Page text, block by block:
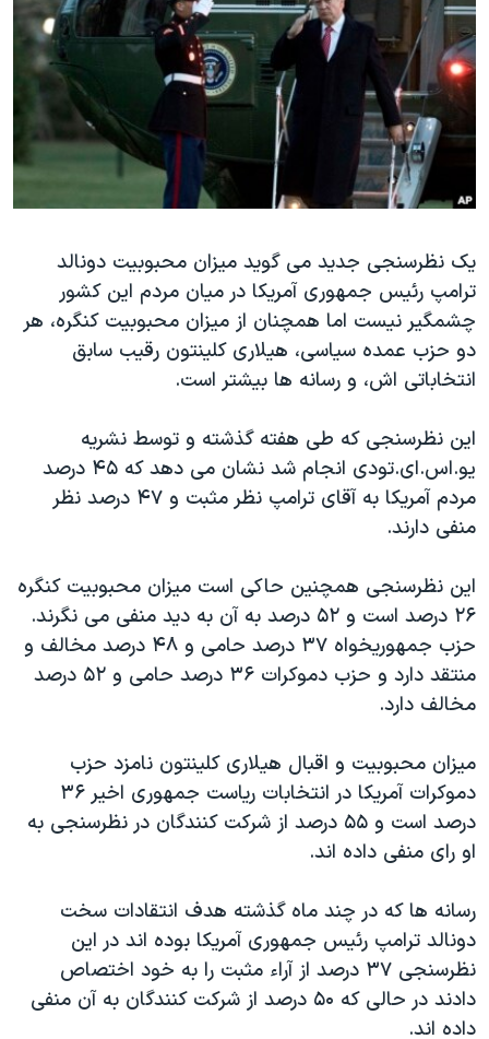
فرهنگ و زندگی
حقوق شهروندی
اقتصادی
علم و فناوری
اسرائیل در جنگ
آرشیو پخش زنده
مستندها
انتخابات ریاست جمهوری آمریکا ۲۰۲۴
حمله جمهوری اسلامی به اسرائیل
رمز مهسا
ورزش زنان در ایران
مجموعه مستندهای دادخواهی
تریبونال مردمی آبان ۹۸
دادگاه حمید نوری
چهل سال گروگان‌گیری
اعتراضات مردمی آبان ۹۸
اسرائیل در جنگ
نرگس محمدی برنده جایزه نوبل صلح
صفحه‌های ویژه
سفر پرزیدنت ترامپ به چین
دنبال کنید
زبانهای مختلف
یک نظرسنجی جدید می گوید میزان محبوبیت دونالد
ترامپ رئیس جمهوری آمریکا در میان مردم این کشور
چشمگیر نیست اما همچنان از میزان محبوبیت کنگره، هر
دو حزب عمده سیاسی، هیلاری کلینتون رقیب سابق
انتخاباتی اش، و رسانه ها بیشتر است.
این نظرسنجی که طی هفته گذشته و توسط نشریه
یو.اس.ای.تودی انجام شد نشان می دهد که ۴۵ درصد
مردم آمریکا به آقای ترامپ نظر مثبت و ۴۷ درصد نظر
منفی دارند.
این نظرسنجی همچنین حاکی است میزان محبوبیت کنگره
۲۶ درصد است و ۵۲ درصد به آن به دید منفی می نگرند.
حزب جمهوریخواه ۳۷ درصد حامی و ۴۸ درصد مخالف و
منتقد دارد و حزب دموکرات ۳۶ درصد حامی و ۵۲ درصد
مخالف دارد.
میزان محبوبیت و اقبال هیلاری کلینتون نامزد حزب
دموکرات آمریکا در انتخابات ریاست جمهوری اخیر ۳۶
درصد است و ۵۵ درصد از شرکت کنندگان در نظرسنجی به
او رای منفی داده اند.
رسانه ها که در چند ماه گذشته هدف انتقادات سخت
دونالد ترامپ رئیس جمهوری آمریکا بوده اند در این
نظرسنجی ۳۷ درصد از آراء مثبت را به خود اختصاص
دادند در حالی که ۵۰ درصد از شرکت کنندگان به آن منفی
داده اند.